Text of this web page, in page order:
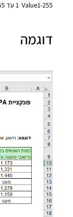
255-Value1 ‏ 1 עד 255 ערכים אופציונליים המייצגים אוכלוסיה.
דוגמה